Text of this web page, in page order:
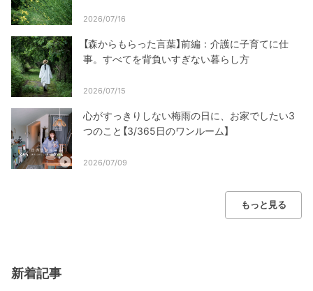
2026/07/16
【森からもらった言葉】前編：介護に子育てに仕
事。すべてを背負いすぎない暮らし方
2026/07/15
心がすっきりしない梅雨の日に、お家でしたい3
つのこと【3/365日のワンルーム】
2026/07/09
もっと見る
新着記事